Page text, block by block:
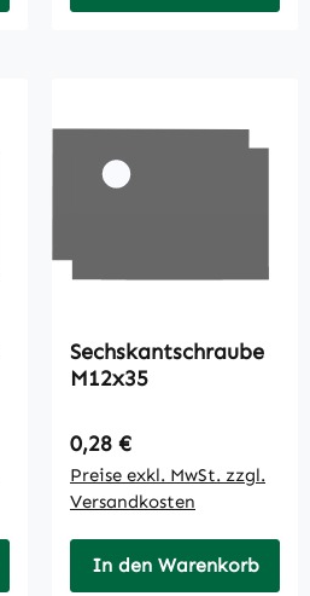
Sechskantschraube
M12x35
Regulärer Preis:
0,28 €
Preise exkl. MwSt. zzgl.
Versandkosten
In den Warenkorb